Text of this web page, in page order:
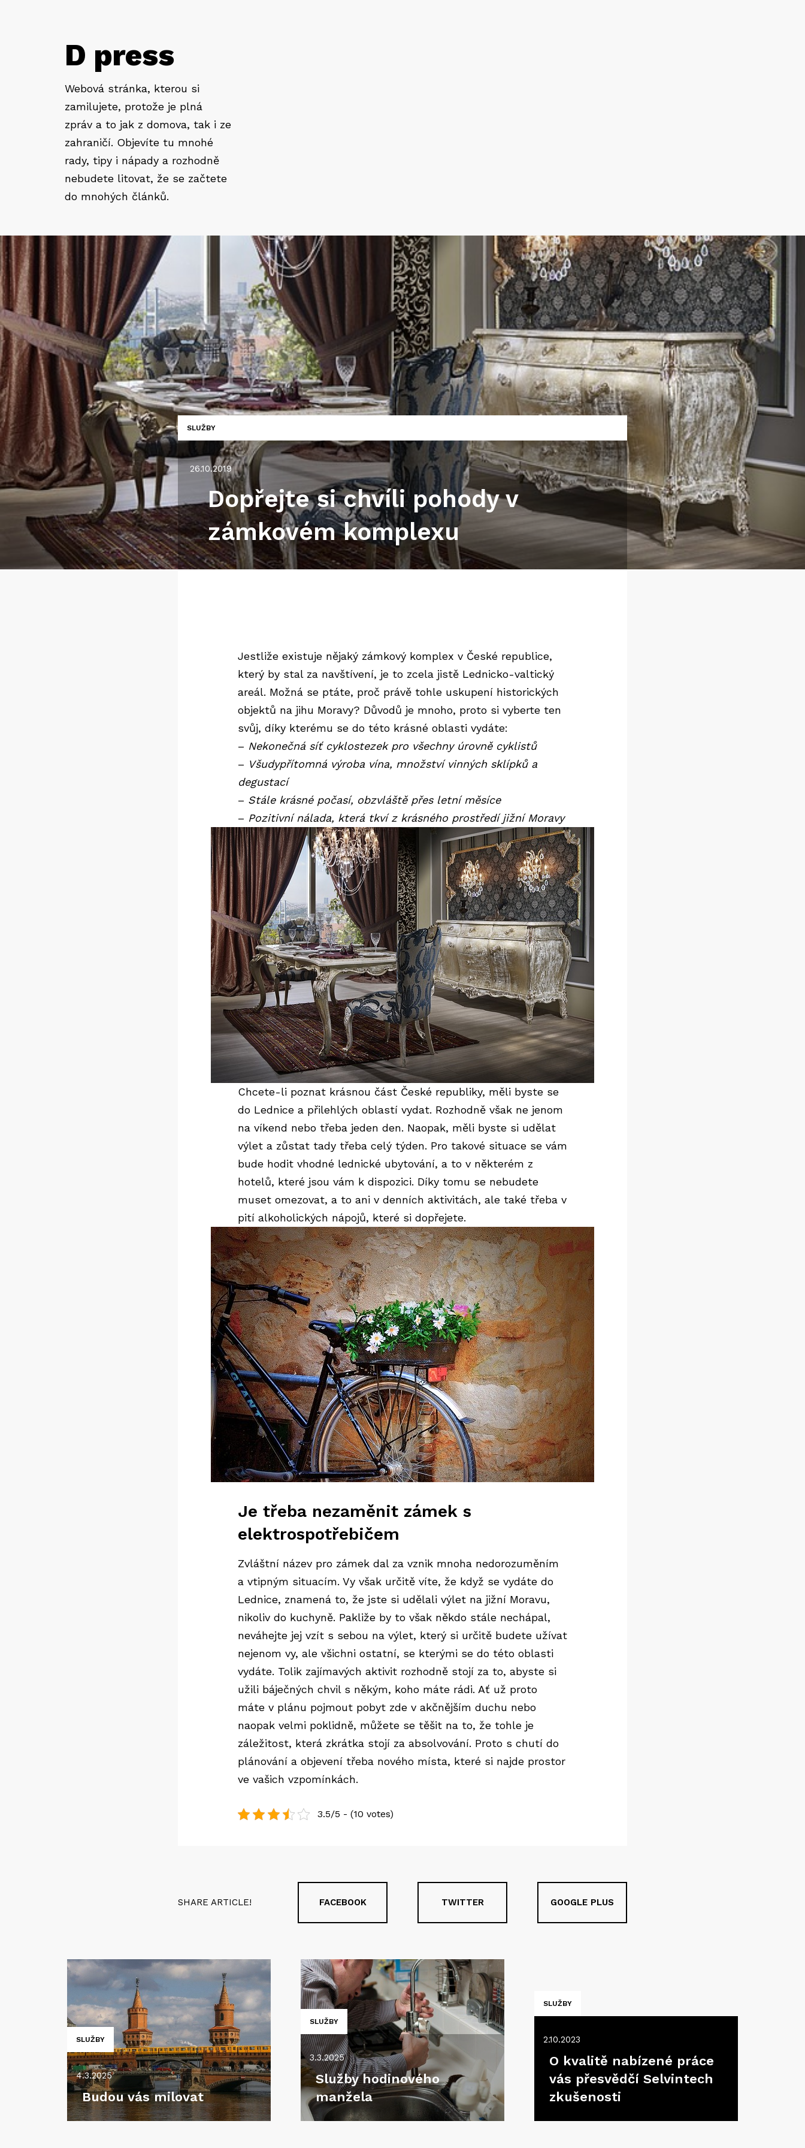
D press
Webová stránka, kterou si
zamilujete, protože je plná
zpráv a to jak z domova, tak i ze
zahraničí. Objevíte tu mnohé
rady, tipy i nápady a rozhodně
nebudete litovat, že se začtete
do mnohých článků.
SLUŽBY
26.10.2019
Dopřejte si chvíli pohody v
zámkovém komplexu
Jestliže existuje nějaký zámkový komplex v České republice,
který by stal za navštívení, je to zcela jistě Lednicko-valtický
areál. Možná se ptáte, proč právě tohle uskupení historických
objektů na jihu Moravy? Důvodů je mnoho, proto si vyberte ten
svůj, díky kterému se do této krásné oblasti vydáte:
– Nekonečná síť cyklostezek pro všechny úrovně cyklistů
– Všudypřítomná výroba vína, množství vinných sklípků a
degustací
– Stále krásné počasí, obzvláště přes letní měsíce
– Pozitivní nálada, která tkví z krásného prostředí jižní Moravy
Chcete-li poznat krásnou část České republiky, měli byste se
do Lednice a přilehlých oblastí vydat. Rozhodně však ne jenom
na víkend nebo třeba jeden den. Naopak, měli byste si udělat
výlet a zůstat tady třeba celý týden. Pro takové situace se vám
bude hodit vhodné lednické ubytování, a to v některém z
hotelů, které jsou vám k dispozici. Díky tomu se nebudete
muset omezovat, a to ani v denních aktivitách, ale také třeba v
pití alkoholických nápojů, které si dopřejete.
Je třeba nezaměnit zámek s
elektrospotřebičem
Zvláštní název pro zámek dal za vznik mnoha nedorozuměním
a vtipným situacím. Vy však určitě víte, že když se vydáte do
Lednice, znamená to, že jste si udělali výlet na jižní Moravu,
nikoliv do kuchyně. Pakliže by to však někdo stále nechápal,
neváhejte jej vzít s sebou na výlet, který si určitě budete užívat
nejenom vy, ale všichni ostatní, se kterými se do této oblasti
vydáte. Tolik zajímavých aktivit rozhodně stojí za to, abyste si
užili báječných chvil s někým, koho máte rádi. Ať už proto
máte v plánu pojmout pobyt zde v akčnějším duchu nebo
naopak velmi poklidně, můžete se těšit na to, že tohle je
záležitost, která zkrátka stojí za absolvování. Proto s chutí do
plánování a objevení třeba nového místa, které si najde prostor
ve vašich vzpomínkách.
3.5/5 - (10 votes)
SHARE ARTICLE! FACEBOOK TWITTER GOOGLE PLUS
SLUŽBY
4.3.2025
Budou vás milovat
SLUŽBY
3.3.2025
Služby hodinového
manžela
SLUŽBY
2.10.2023
O kvalitě nabízené práce
vás přesvědčí Selvintech
zkušenosti